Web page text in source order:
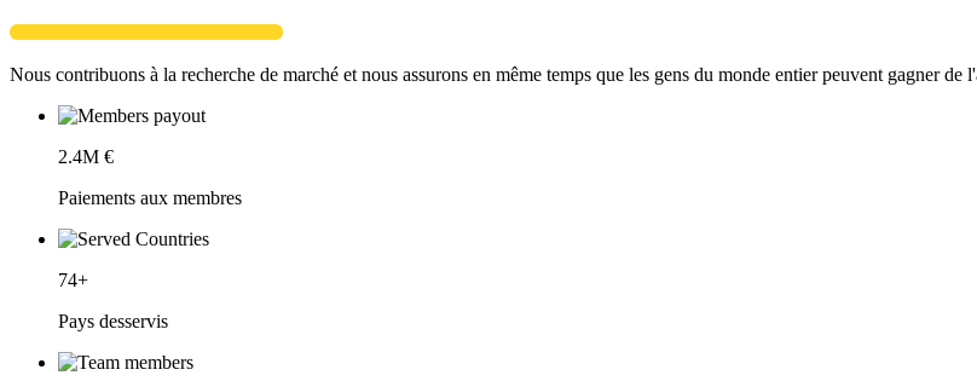
Nous contribuons à la recherche de marché et nous assurons en même temps que les gens du monde entier peuvent gagner de
2.4M €
Paiements aux membres
74+
Pays desservis